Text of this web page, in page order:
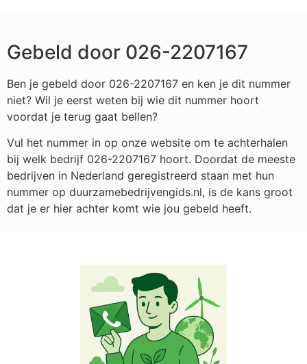
Gebeld door 026-2207167
Ben je gebeld door 026-2207167 en ken je dit nummer
niet? Wil je eerst weten bij wie dit nummer hoort
voordat je terug gaat bellen?
Vul het nummer in op onze website om te achterhalen
bij welk bedrijf 026-2207167 hoort. Doordat de meeste
bedrijven in Nederland geregistreerd staan met hun
nummer op duurzamebedrijvengids.nl, is de kans groot
dat je er hier achter komt wie jou gebeld heeft.